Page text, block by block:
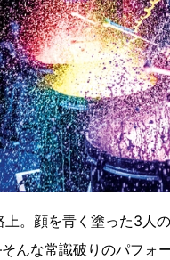
。顔を青く塗った3人
な常識破りのパフォ